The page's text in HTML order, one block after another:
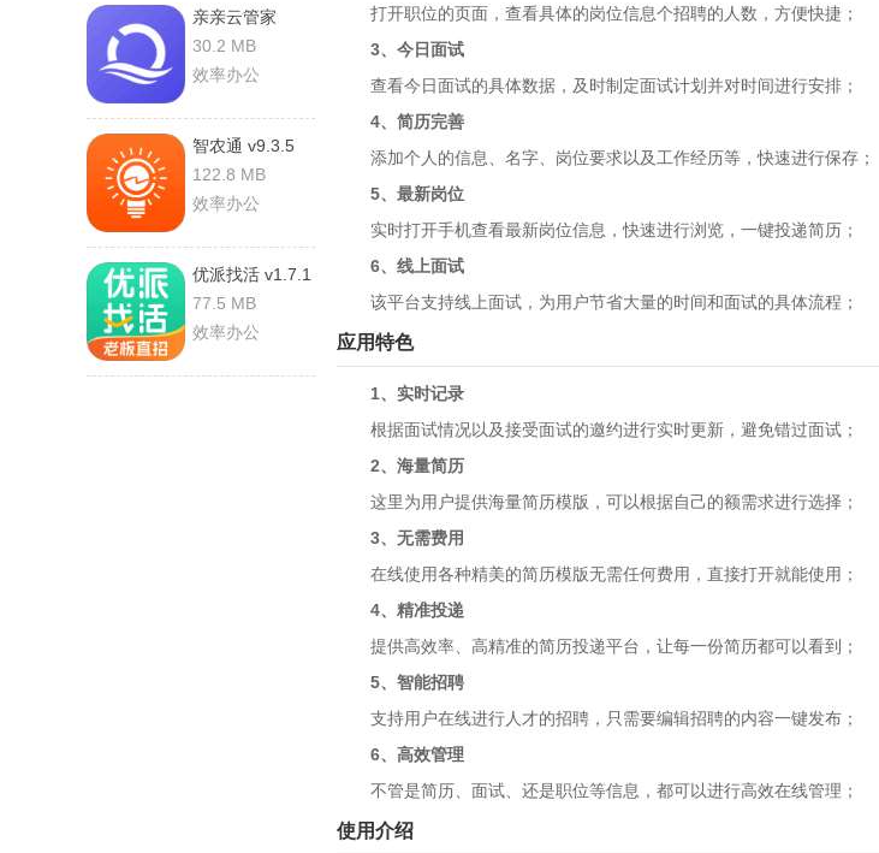
亲亲云管家
v1.5.9 安卓版
30.2 MB
效率办公
智农通 v9.3.5
安卓版
122.8 MB
效率办公
优派找活 v1.7.1
安卓版
77.5 MB
效率办公
打开职位的页面，查看具体的岗位信息个招聘的人数，方便快捷；
3、今日面试
查看今日面试的具体数据，及时制定面试计划并对时间进行安排；
4、简历完善
添加个人的信息、名字、岗位要求以及工作经历等，快速进行保存；
5、最新岗位
实时打开手机查看最新岗位信息，快速进行浏览，一键投递简历；
6、线上面试
该平台支持线上面试，为用户节省大量的时间和面试的具体流程；
应用特色
1、实时记录
根据面试情况以及接受面试的邀约进行实时更新，避免错过面试；
2、海量简历
这里为用户提供海量简历模版，可以根据自己的额需求进行选择；
3、无需费用
在线使用各种精美的简历模版无需任何费用，直接打开就能使用；
4、精准投递
提供高效率、高精准的简历投递平台，让每一份简历都可以看到；
5、智能招聘
支持用户在线进行人才的招聘，只需要编辑招聘的内容一键发布；
6、高效管理
不管是简历、面试、还是职位等信息，都可以进行高效在线管理；
使用介绍